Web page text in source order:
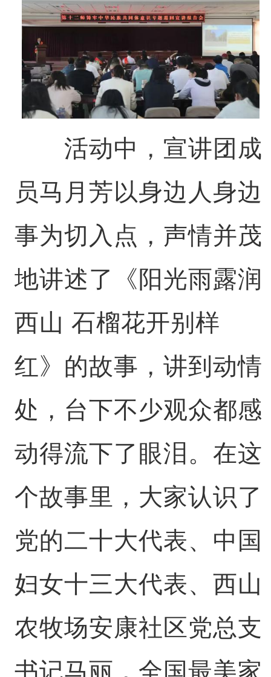
活动中，宣讲团成
员马月芳以身边人身边
事为切入点，声情并茂
地讲述了《阳光雨露润
西山 石榴花开别样
红》的故事，讲到动情
处，台下不少观众都感
动得流下了眼泪。在这
个故事里，大家认识了
党的二十大代表、中国
妇女十三大代表、西山
农牧场安康社区党总支
书记马丽，全国最美家